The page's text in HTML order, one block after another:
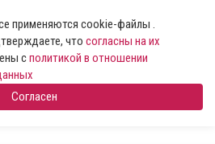
применяются cookie-файлы .
что согласны на их
сполитикой в отношении
Согласен